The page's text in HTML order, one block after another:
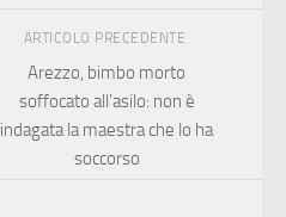
ARTICOLO PRECEDENTE
Arezzo, bimbo morto
soffocato all’asilo: non è
indagata la maestra che lo ha
soccorso